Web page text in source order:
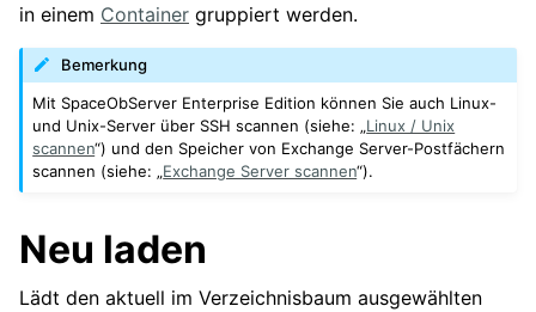
in einem Container gruppiert werden.
Bemerkung
Mit SpaceObServer Enterprise Edition können Sie auch Linux-
und Unix-Server über SSH scannen (siehe: „Linux / Unix
scannen“) und den Speicher von Exchange Server-Postfächern
scannen (siehe: „Exchange Server scannen“).
Neu laden
Lädt den aktuell im Verzeichnisbaum ausgewählten